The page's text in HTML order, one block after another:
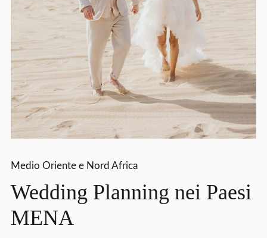
Medio Oriente e Nord Africa
Wedding Planning nei Paesi
MENA